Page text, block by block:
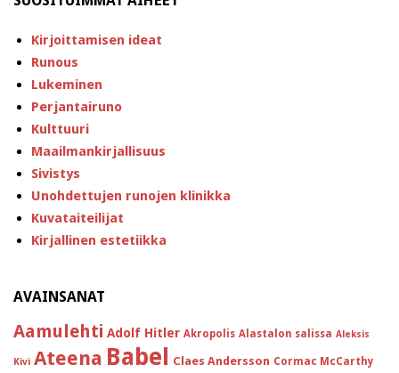
Kirjoittamisen ideat
Runous
Lukeminen
Perjantairuno
Kulttuuri
Maailmankirjallisuus
Sivistys
Unohdettujen runojen klinikka
Kuvataiteilijat
Kirjallinen estetiikka
AVAINSANAT
Aamulehti Adolf Hitler Akropolis Alastalon salissa Aleksis
Kivi Ateena Babel Claes Andersson Cormac McCarthy